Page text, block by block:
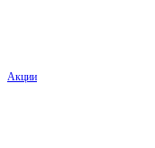
Акции